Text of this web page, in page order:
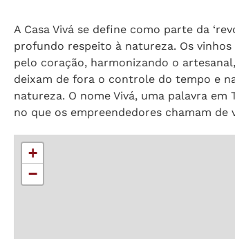
A Casa Vivá se define como parte da
profundo respeito à natureza. Os
pelo coração, harmonizando o
deixam de fora o controle do tempo e
natureza. O nome Vivá, uma palavra
no que os empreendedores chamam de
+
−